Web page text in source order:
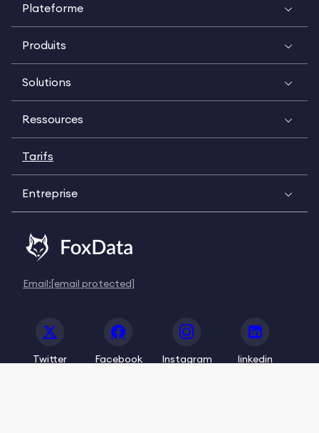
Plateforme
Produits
Solutions
Ressources
Tarifs
Entreprise
Email:[email protected]
Twitter Facebook Instagram linkedin